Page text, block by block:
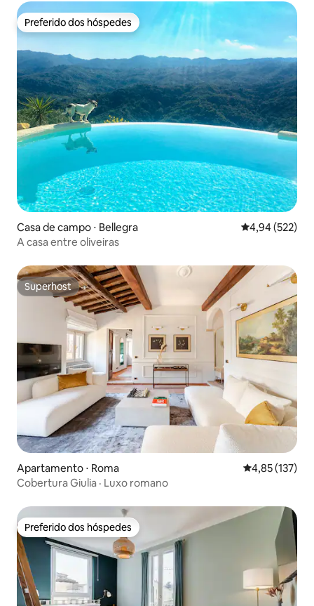
Preferido dos hóspedes
Preferido dos hóspedes
Casa de campo ⋅ Bellegra 4,94 de uma
4,94 (522)
A casa entre oliveiras
Superhost
Superhost
Apartamento ⋅ Roma 4,85 de uma
4,85 (137)
Cobertura Giulia · Luxo romano
Preferido dos hóspedes
Preferido dos hóspedes